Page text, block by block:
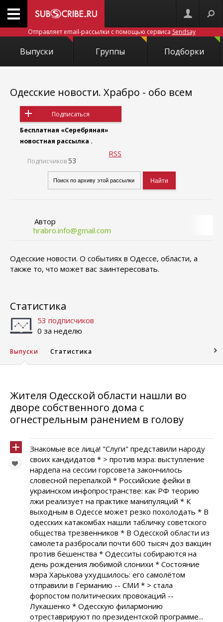
Отправляет email-рассылки с помощью сервиса Sendsay
Выпуски Группы Подборки
Одесские новости. Храбро - обо всем
Подписаться
Бесплатная «Серебряная»
новостная рассылка .
Подписчиков 53
RSS
Автор
hrabro.info@gmail.com
Одесские новости. О событиях в Одессе, области, а
также то, что может вас заинтересовать.
Статистика
53 подписчиков
0 за неделю
Выпуски Статистика
Жителя Одесской области нашли во
дворе собственного дома с
огнестрельным ранением в голову
Знакомые все лица! "Слуги" представили народу
своих кандидатов * > против мэра: выступление
нардепа на сессии горсовета закончилось
словесной перепалкой * Российские фейки в
украинском инфопространстве: как РФ теорию
лжи реализует на практике манипуляций * К
выходным в Одессе может резко похолодать * В
одесских катакомбах нашли табличку советского
общества трезвенников * В Одесской области из
самолета разбросали почти 600 тысяч доз вакцин
против бешенства * Одесситы собираются на
день рождения любимой слонихи * Состояние
мэра Харькова ухудшилось: его самолётом
отправили в Германию -- СМИ * > стала
форпостом политических провокаций --
Лукашенко * Одесскую филармонию
отреставрируют по президентской программе...